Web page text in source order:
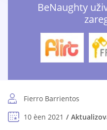
BeNaughty
Fierro Barrientos
10 èen 2021